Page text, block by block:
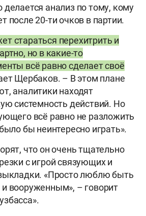
анализ по тому, кому
после 20-ти очков в партии.
стараться перехитрить и
но в какие-то
всё равно сделает своё
Щербаков. – В этом плане
аналитики находят
системность действий. Но
всё равно не разложить
бы неинтересно играть».
что он очень тщательно
с игрой связующих и
«Просто люблю быть
вооруженным», – говорит